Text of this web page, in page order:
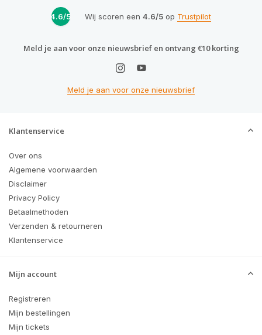
4.6/5 Wij scoren een 4.6/5op Trustpilot
Meld je aan voor onze nieuwsbrief en ontvang €10 korting
Meld je aan voor onze nieuwsbrief
Klantenservice
Over ons
Algemene voorwaarden
Disclaimer
Privacy Policy
Betaalmethoden
Verzenden & retourneren
Klantenservice
Mijn account
Registreren
Mijn bestellingen
Mijn tickets